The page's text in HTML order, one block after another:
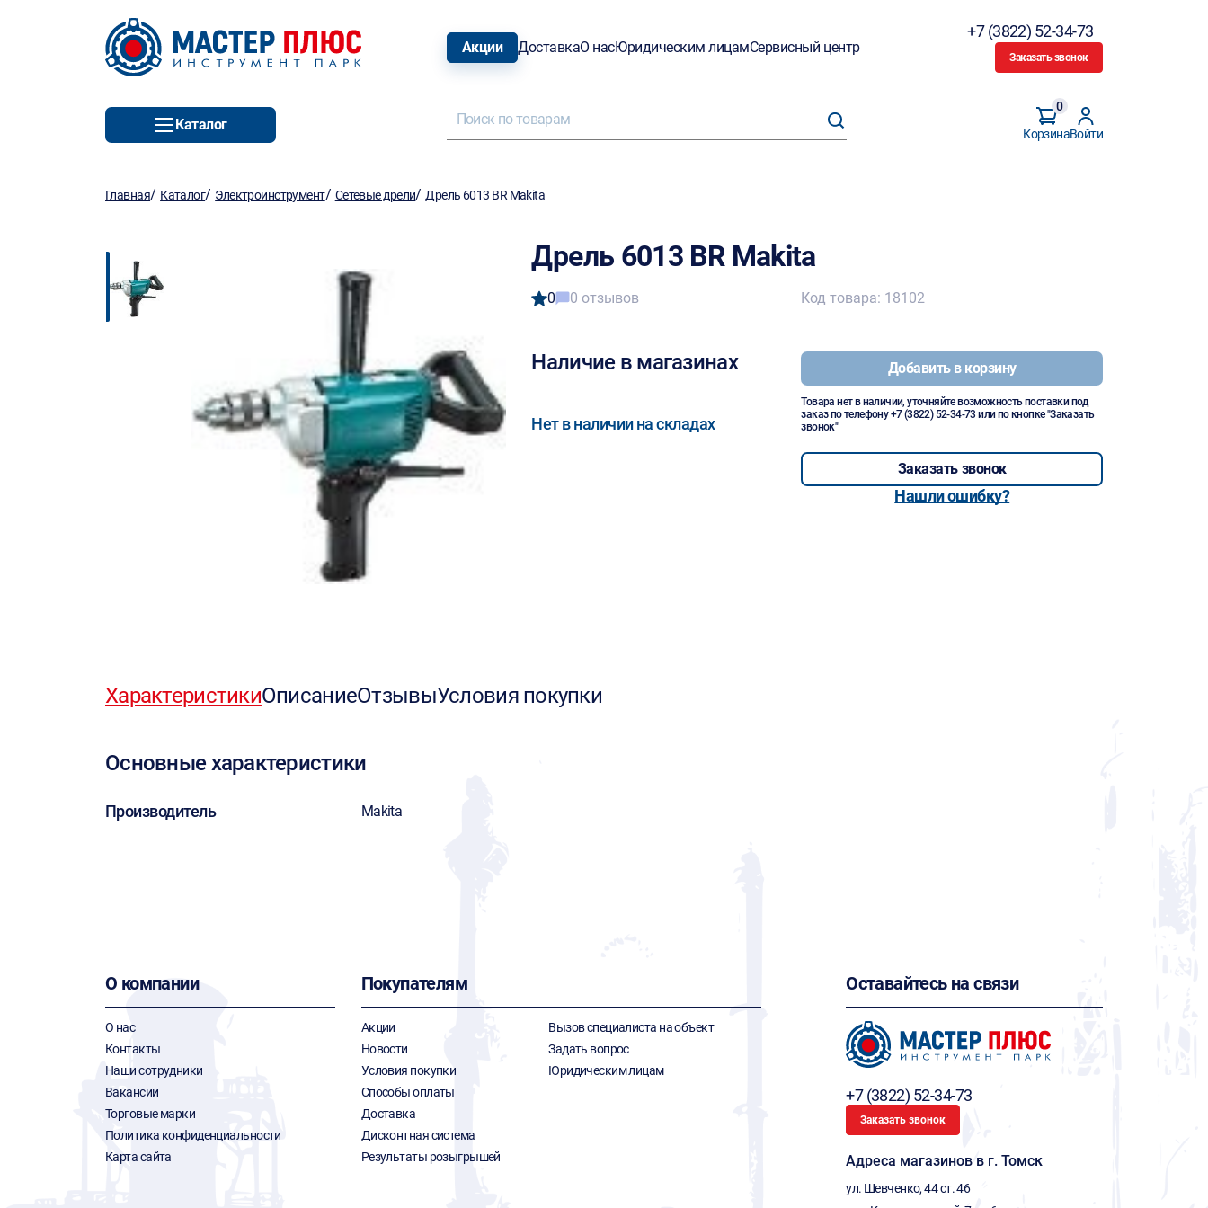
Акции ДоставкаО насЮридическим лицамСервисный центр
+7 (3822) 52-34-73
Заказать звонок
Каталог
Корзина
0
Войти
Главная/ Каталог/ Электроинструмент/ Сетевые дрели/Дрель 6013 BR Makita
Дрель 6013 BR Makita
0 0 отзывов
Наличие в магазинах
Нет в наличии на складах
Код товара: 18102
Добавить в корзину
Товара нет в наличии, уточняйте возможность поставки под
заказ по телефону+7 (3822) 52-34-73 или по кнопке "Заказать
звонок"
Заказать звонок
Нашли ошибку?
ХарактеристикиОписаниеОтзывыУсловия покупки
Основные характеристики
Производитель Makita
О компании
О нас
Контакты
Наши сотрудники
Вакансии
Торговые марки
Политика конфиденциальности
Карта сайта
Покупателям
Акции
Новости
Условия покупки
Способы оплаты
Доставка
Дисконтная система
Результаты розыгрышей
Вызов специалиста на объект
Задать вопрос
Юридическим лицам
Оставайтесь на связи
+7 (3822) 52-34-73
Заказать звонок
Адреса магазинов в г. Томск
ул. Шевченко, 44 ст. 46